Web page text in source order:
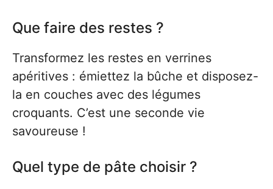
Que faire des restes ?
Transformez les restes en verrines
apéritives : émiettez la bûche et disposez-
la en couches avec des légumes
croquants. C’est une seconde vie
savoureuse !
Quel type de pâte choisir ?